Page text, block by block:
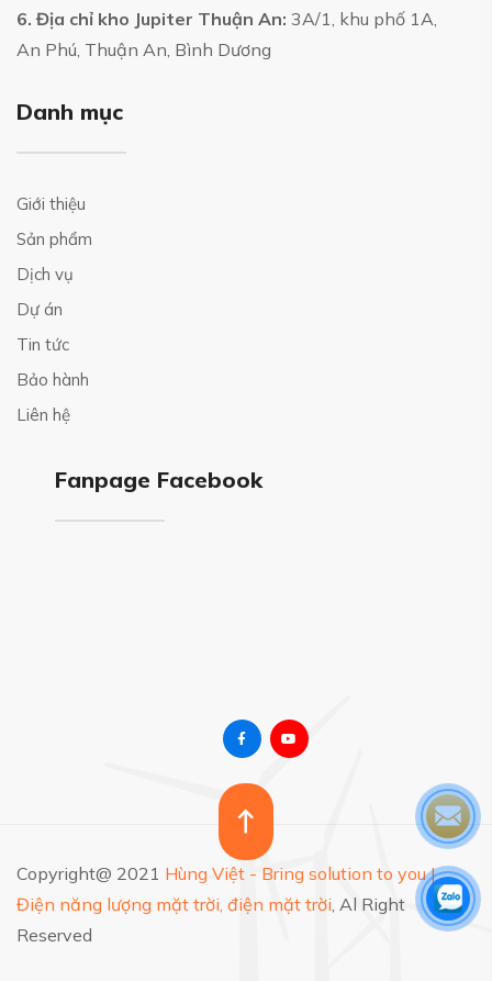
6. Địa chỉ kho Jupiter Thuận An: 3A/1, khu phố 1A,
An Phú, Thuận An, Bình Dương
Danh mục
Giới thiệu
Sản phẩm
Dịch vụ
Dự án
Tin tức
Bảo hành
Liên hệ
Fanpage Facebook
Copyright@ 2021 Hùng Việt - Bring solution to you |
Điện năng lượng mặt trời, điện mặt trời, Al Right
Reserved